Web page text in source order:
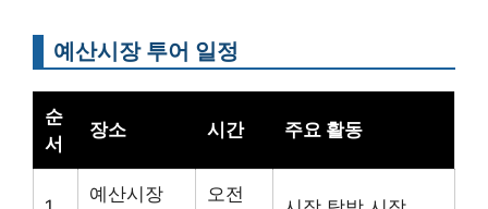
예산시장 투어 일정
순
서
장소 시간 주요 활동
예산시장
오전